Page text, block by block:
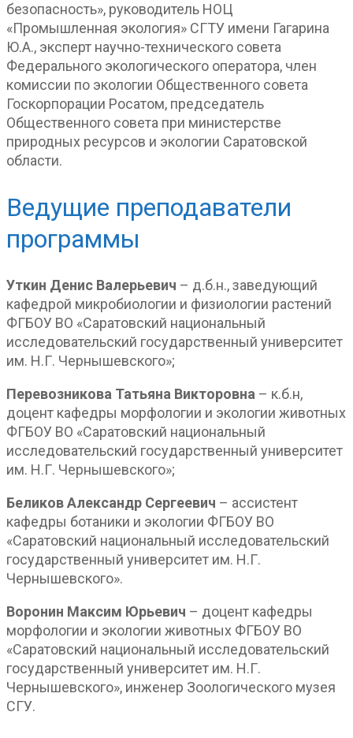
безопасность», руководитель НОЦ
«Промышленная экология» СГТУ имени Гагарина
Ю.А., эксперт научно-технического совета
Федерального экологического оператора, член
комиссии по экологии Общественного совета
Госкорпорации Росатом, председатель
Общественного совета при министерстве
природных ресурсов и экологии Саратовской
области.
Ведущие преподаватели
программы
Уткин Денис Валерьевич – д.б.н., заведующий
кафедрой микробиологии и физиологии растений
ФГБОУ ВО «Саратовский национальный
исследовательский государственный университет
им. Н.Г. Чернышевского»;
Перевозникова Татьяна Викторовна – к.б.н,
доцент кафедры морфологии и экологии животных
ФГБОУ ВО «Саратовский национальный
исследовательский государственный университет
им. Н.Г. Чернышевского»;
Беликов Александр Сергеевич – ассистент
кафедры ботаники и экологии ФГБОУ ВО
«Саратовский национальный исследовательский
государственный университет им. Н.Г.
Чернышевского».
Воронин Максим Юрьевич – доцент кафедры
морфологии и экологии животных ФГБОУ ВО
«Саратовский национальный исследовательский
государственный университет им. Н.Г.
Чернышевского», инженер Зоологического музея
СГУ.